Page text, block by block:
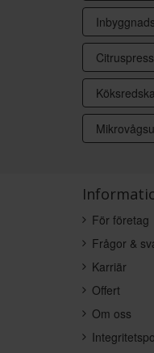
Citruspress
För företag
Frågor &
Karriär
Offert
Om oss